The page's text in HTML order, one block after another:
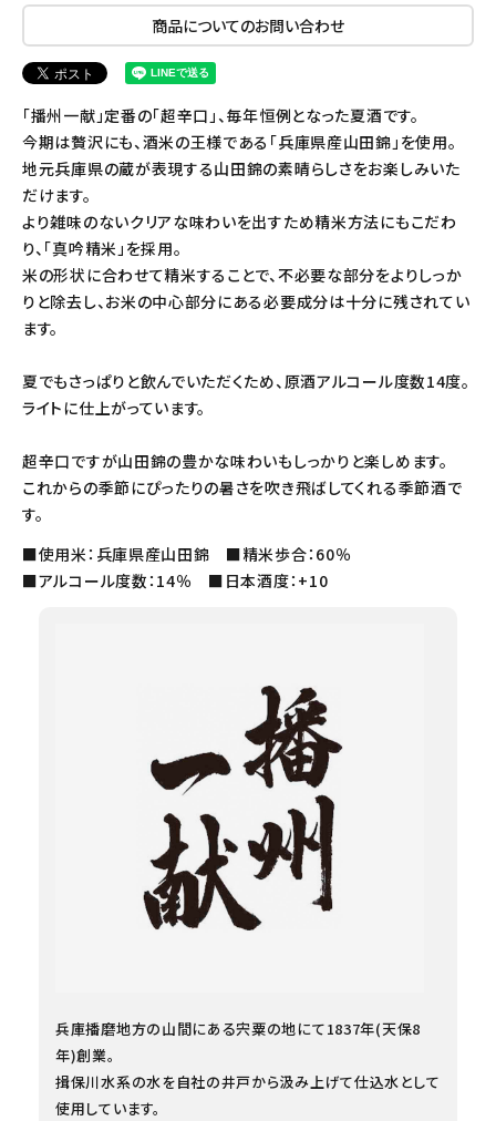
商品についてのお問い合わせ
「播州一献」定番の「超辛口」、毎年恒例となった夏酒です。
今期は贅沢にも、酒米の王様である「兵庫県産山田錦」を使用。
地元兵庫県の蔵が表現する山田錦の素晴らしさをお楽しみいた
だけます。
より雑味のないクリアな味わいを出すため精米方法にもこだわ
り、「真吟精米」を採用。
米の形状に合わせて精米することで、不必要な部分をよりしっか
りと除去し、お米の中心部分にある必要成分は十分に残されてい
ます。
夏でもさっぱりと飲んでいただくため、原酒アルコール度数14度。
ライトに仕上がっています。
超辛口ですが山田錦の豊かな味わいもしっかりと楽しめます。
これからの季節にぴったりの暑さを吹き飛ばしてくれる季節酒で
す。
■使用米：兵庫県産山田錦 ■精米歩合：60％
■アルコール度数：14％ ■日本酒度：+10
兵庫播磨地方の山間にある宍粟の地にて1837年(天保8
年)創業。
揖保川水系の水を自社の井戸から汲み上げて仕込水として
使用しています。